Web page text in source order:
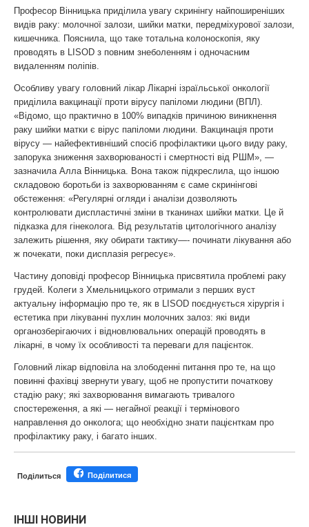
Професор Вінницька приділила увагу скринінгу найпоширеніших
видів раку: молочної залози, шийки матки, передміхурової залози,
кишечника. Пояснила, що таке тотальна колоноскопія, яку
проводять в LISOD з повним знеболенням і одночасним
видаленням поліпів.
Особливу увагу головний лікар Лікарні ізраїльської онкології
приділила вакцинації проти вірусу папіломи людини (ВПЛ).
«Відомо, що практично в 100% випадків причиною виникнення
раку шийки матки є вірус папіломи людини. Вакцинація проти
вірусу — найефективніший спосіб профілактики цього виду раку,
запорука зниження захворюваності і смертності від РШМ», —
зазначила Алла Вінницька. Вона також підкреслила, що іншою
складовою боротьби із захворюванням є саме скринінгові
обстеження: «Регулярні огляди і аналізи дозволяють
контролювати диспластичні зміни в тканинах шийки матки. Це й
підказка для гінеколога. Від результатів цитологічного аналізу
залежить рішення, яку обирати тактику—- починати лікування або
ж почекати, поки дисплазія регресує».
Частину доповіді професор Вінницька присвятила проблемі раку
грудей. Колеги з Хмельницького отримали з перших вуст
актуальну інформацію про те, як в LISOD поєднується хірургія і
естетика при лікуванні пухлин молочних залоз: які види
органозберігаючих і відновлювальних операцій проводять в
лікарні, в чому їх особливості та переваги для пацієнток.
Головний лікар відповіла на злободенні питання про те, на що
повинні фахівці звернути увагу, щоб не пропустити початкову
стадію раку; які захворювання вимагають тривалого
спостереження, а які — негайної реакції і термінового
направлення до онколога; що необхідно знати пацієнткам про
профілактику раку, і багато інших.
Поділиться Поділитися
ІНШІ НОВИНИ